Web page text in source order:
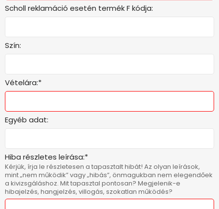
Scholl reklamáció esetén termék F kódja:
Szín:
Vételára:*
Egyéb adat:
Hiba részletes leírása:*
Kérjük, írja le részletesen a tapasztalt hibát! Az olyan leírások,
mint „nem működik” vagy „hibás”, önmagukban nem elegendőek
a kivizsgáláshoz. Mit tapasztal pontosan? Megjelenik-e
hibajelzés, hangjelzés, villogás, szokatlan működés?